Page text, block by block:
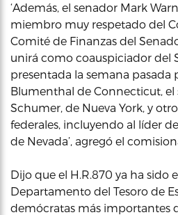
‘Además, el senador Mark
miembro muy respetado del
Comité de Finanzas del
unirá como coauspiciador del
presentada la semana pasada
Blumenthal de Connecticut, el
Schumer, de Nueva York, y
federales, incluyendo al líder
de Nevada’, agregó el
Dijo que el H.R.870 ya ha sido
Departamento del Tesoro de
demócratas más importantes